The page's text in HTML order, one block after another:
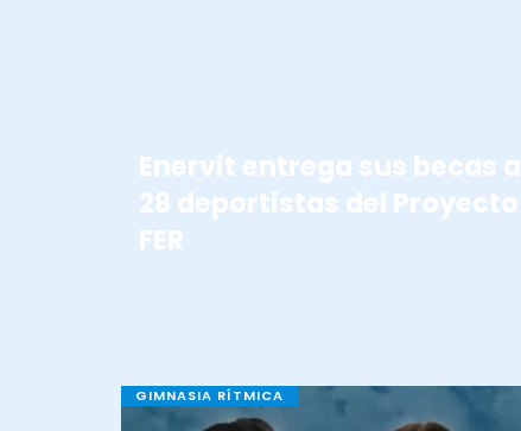
Enervit entrega sus becas a
28 deportistas del Proyecto
FER
GIMNASIA RÍTMICA